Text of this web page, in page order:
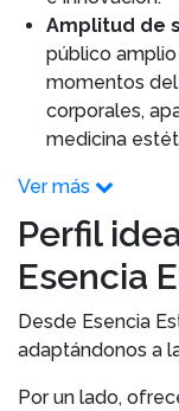
Amplitud de
público
momentos
corporales,
medicina
Ver más
Perfil
Esencia
Desde Esencia
adaptándonos a
Por un lado,